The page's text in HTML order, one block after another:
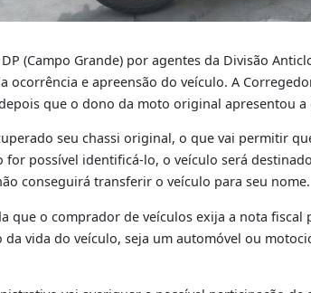
35ª DP (Campo Grande) por agentes da
da ocorrência e apreensão do
depois que o dono da moto original